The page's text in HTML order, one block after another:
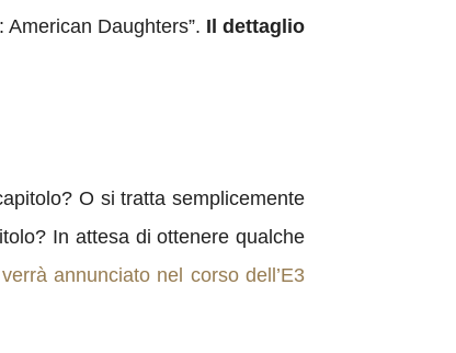
Daughters”. Il dettaglio
O si tratta semplicemente
In attesa di ottenere qualche
verrà annunciato nel corso dell’E3